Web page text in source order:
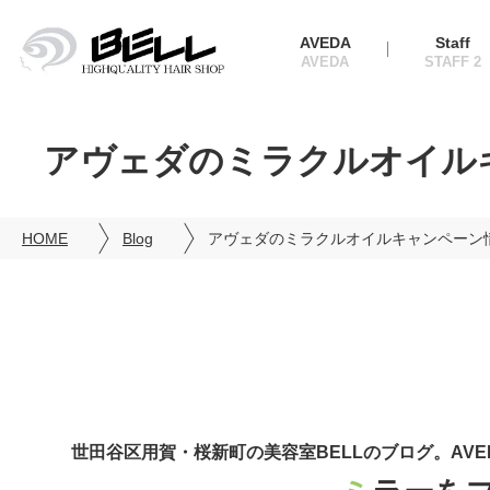
AVEDA Staff
アヴェダのミラクルオイ
HOME Blog アヴェダのミラクルオイルキャンペー
世田谷区用賀・桜新町の美容室BELLのブログ。